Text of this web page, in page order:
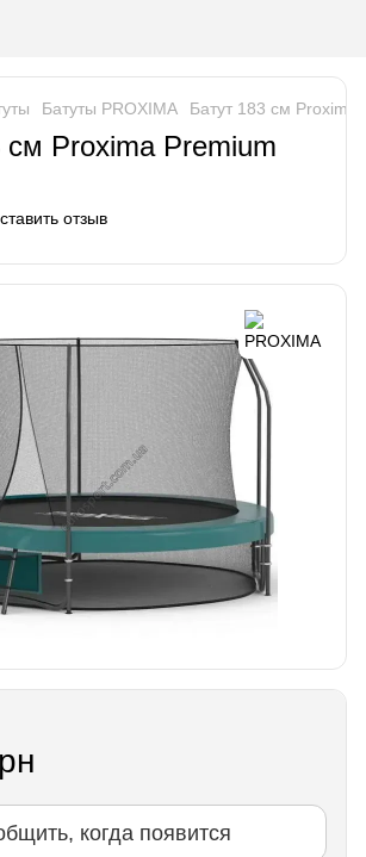
Батуты PROXIMA Батут 183 см Proxima
см Proxima Premium
отзыв
когда появится